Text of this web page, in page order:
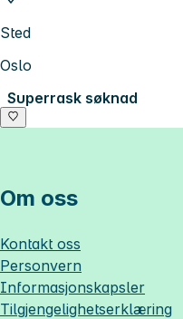
Sted
Oslo
Superrask søknad
Om oss
Kontakt oss
Personvern
Informasjonskapsler
Tilgjengelighetserklæring